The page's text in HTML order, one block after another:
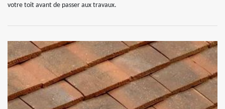
votre toit avant de passer aux travaux.